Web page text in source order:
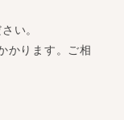
い。
かります。ご相